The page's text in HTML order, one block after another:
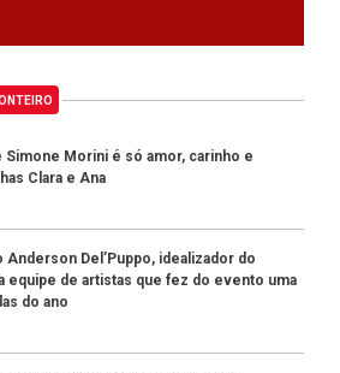
Simone Morini é só amor, carinho e
Clara e Ana
Del’Puppo, idealizador do
equipe de artistas que fez do evento uma
do ano